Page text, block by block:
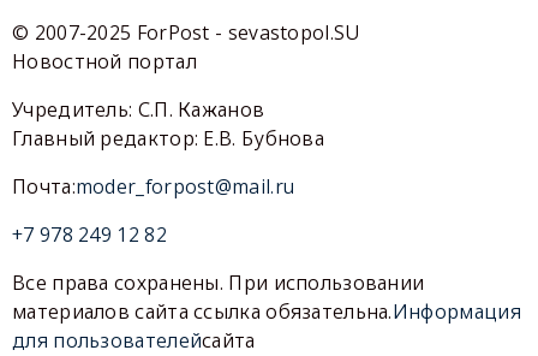
© 2007-2025 ForPost - sevastopol.SU
Новостной портал
Учредитель: С.П. Кажанов
Главный редактор: Е.В. Бубнова
Почта:moder_forpost@mail.ru
+7 978 249 12 82
Все права сохранены. При использовании
материалов сайта ссылка обязательна.Информация
для пользователейсайта